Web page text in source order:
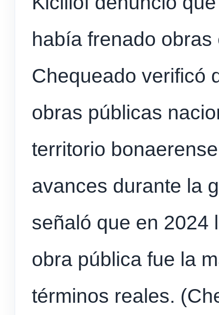
había frenado
Chequeado verificó
obras públicas
territorio
avances durante la
señaló que en 2024
obra pública fue la
términos reales.